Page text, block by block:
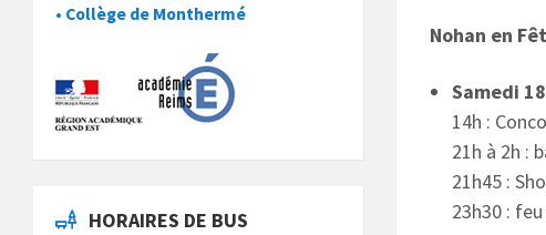
Nohan en
Samedi
14h :
21h à 2h :
21h45 :
23h30 :
• Collège de Monthermé
HORAIRES DE BUS